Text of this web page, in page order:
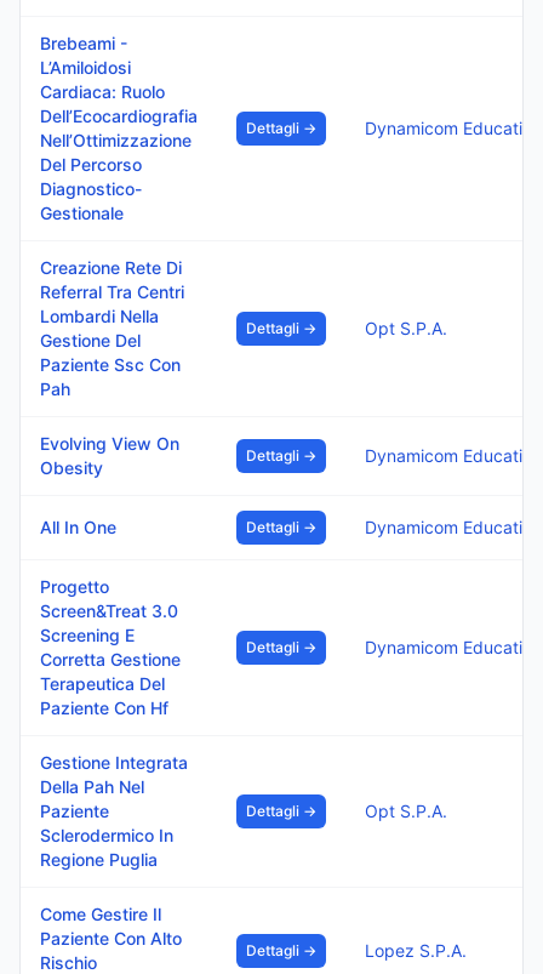
Brebeami -
L’Amiloidosi
Cardiaca: Ruolo
Dell’Ecocardiografia
Nell’Ottimizzazione
Del Percorso
Diagnostico-
Gestionale
Dettagli → Dynamicom
Creazione Rete Di
Referral Tra Centri
Lombardi Nella
Gestione Del
Paziente Ssc Con
Pah
Dettagli → Opt S.P.A.
Evolving View On
Obesity
Dettagli → Dynamicom
All In One Dettagli → Dynamicom
Progetto
Screen&Treat 3.0
Screening E
Corretta Gestione
Terapeutica Del
Paziente Con Hf
Dettagli → Dynamicom
Gestione Integrata
Della Pah Nel
Paziente
Sclerodermico In
Regione Puglia
Dettagli → Opt S.P.A.
Come Gestire Il
Paziente Con Alto
Rischio
Dettagli → Lopez S.P.A.